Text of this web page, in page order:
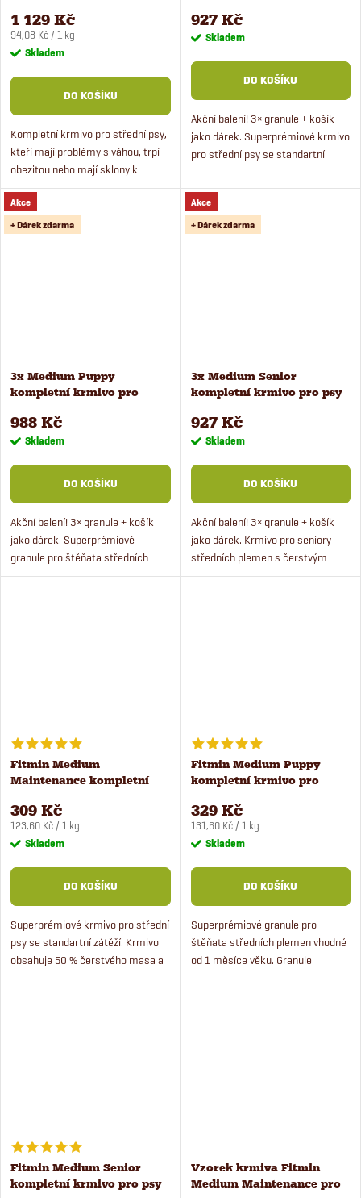
1 129 Kč
Měrná
cena:
94,08 Kč / 1 kg
Skladem
DO KOŠÍKU
Kompletní krmivo pro střední psy,
kteří mají problémy s váhou, trpí
obezitou nebo mají sklony k
nadváze. Krmivo se sníženým
obsahem tuků pro dospělé psy.
Krmivo obsahuje 50 %...
927 Kč
Skladem
DO KOŠÍKU
Akční balení! 3× granule + košík
jako dárek. Superprémiové krmivo
pro střední psy se standartní
čerstvého masa a rýži. Granule
pro psy Fitmin Medium...
Akce
+ Dárek zdarma
3x Medium Puppy
kompletní krmivo pro
zdarma
988 Kč
Skladem
DO KOŠÍKU
Akční balení! 3× granule + košík
jako dárek. Superprémiové
granule pro štěňata středních
plemen vhodné od 1 měsíce věku.
Akce
+ Dárek zdarma
3x Medium Senior
kompletní krmivo pro psy
927 Kč
Skladem
DO KOŠÍKU
Akční balení! 3× granule + košík
jako dárek. Krmivo pro seniory
středních plemen s čerstvým
masem a rýží. Superprémiové
Fitmin Medium
Maintenance kompletní
309 Kč
Měrná
cena:
123,60 Kč / 1 kg
Skladem
DO KOŠÍKU
Superprémiové krmivo pro střední
psy se standartní zátěží. Krmivo
obsahuje 50 % čerstvého masa a
rýži. Granule pro psy Fitmin
Fitmin Medium Puppy
kompletní krmivo pro
329 Kč
Měrná
cena:
131,60 Kč / 1 kg
Skladem
DO KOŠÍKU
Superprémiové granule pro
štěňata středních plemen vhodné
od 1 měsíce věku. Granule
obsahují 50 % čerstvého masa a
Fitmin Medium Senior
kompletní krmivo pro psy
Vzorek krmiva Fitmin
Medium Maintenance pro